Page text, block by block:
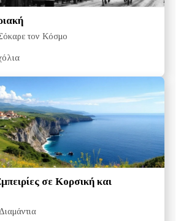
τον Κόσμο
σε Κορσική και